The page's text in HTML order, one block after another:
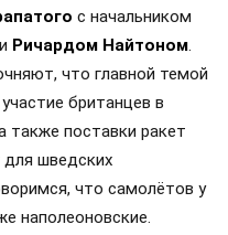
с начальником
Ричардом Найтоном.
что главной темой
британцев в
также поставки ракет
шведских
что самолётов у
наполеоновские.